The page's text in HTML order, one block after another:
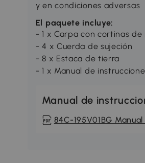
y en condiciones adversas
El paquete incluye:
- 1 x Carpa con cortinas de
- 4 x Cuerda de sujeción
- 8 x Estaca de tierra
- 1 x Manual de
Manual de
84C-195V01BG